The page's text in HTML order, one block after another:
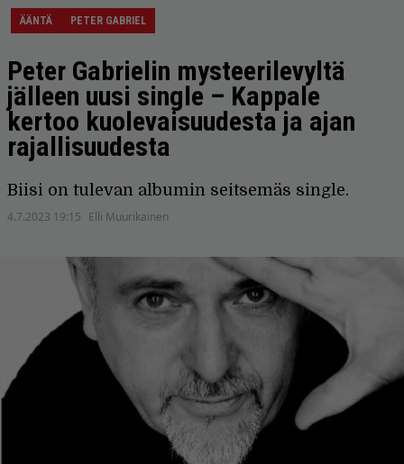
ÄÄNTÄ PETER GABRIEL
Peter Gabrielin mysteerilevyltä
jälleen uusi single – Kappale
kertoo kuolevaisuudesta ja ajan
rajallisuudesta
Biisi on tulevan albumin seitsemäs single.
4.7.2023 19:15 Elli Muurikainen